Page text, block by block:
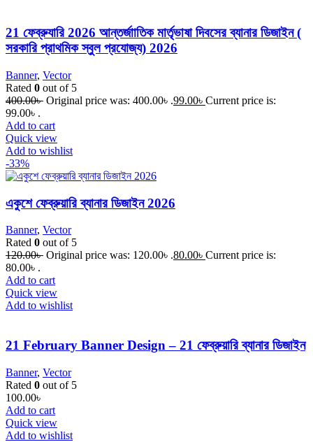
21 ফেব্রুযারি 2026 আন্তর্জাাতিক মার্তৃভাষা দিবসের ব্যানার ডিজাইন (
সরকারি প্রাথমিক স্বুল প্রযোজ্য) 2026
Banner, Vector
Rated 0 out of 5
400.00৳ Original price was: 400.00৳ .99.00৳ Current price is:
99.00৳ .
Add to cart
Quick view
Add to wishlist
-33%
একুশে ফেব্রুয়ারি ব্যানার ডিজাইন 2026
Banner, Vector
Rated 0 out of 5
120.00৳ Original price was: 120.00৳ .80.00৳ Current price is:
80.00৳ .
Add to cart
Quick view
Add to wishlist
21 February Banner Design – 21 ফেব্রুয়ারি ব্যানার ডিজাইন
Banner, Vector
Rated 0 out of 5
100.00৳
Add to cart
Quick view
Add to wishlist